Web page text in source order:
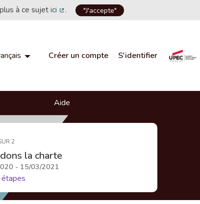
à ce sujetici
(Lien externe)
. "J'accepte"
Choisir la langueChoose language
Créer un compte S'identifier
Aide
2
la charte
- 15/03/2021